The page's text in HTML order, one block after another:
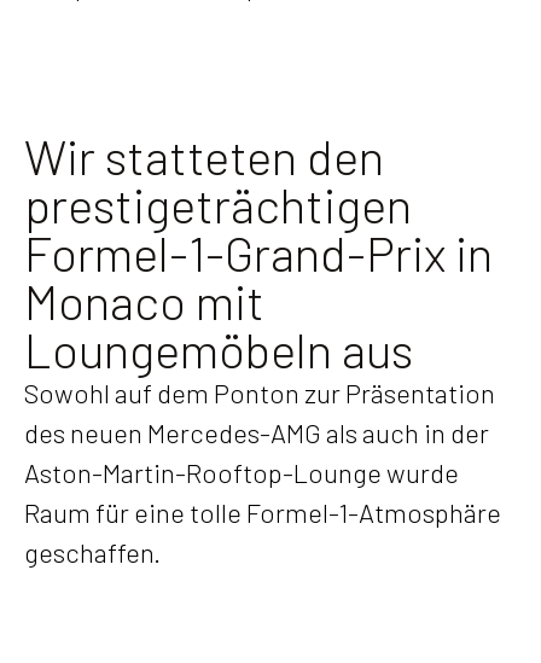
Wir statteten den
prestigeträchtigen
Formel-1-Grand-Prix in
Monaco mit
Loungemöbeln aus
Sowohl auf dem Ponton zur Präsentation
des neuen Mercedes-AMG als auch in der
Aston-Martin-Rooftop-Lounge wurde
Raum für eine tolle Formel-1-Atmosphäre
geschaffen.